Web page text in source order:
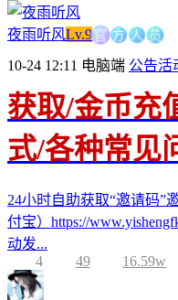
夜雨听风Lv.9官方人员
10-24 12:11 电脑端 公告活
获取/金币充
式/各种常见
24小时自助获取“邀请码”
付宝）https://
动发...
4
49 16.59w